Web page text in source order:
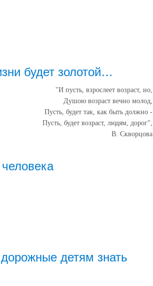
будет золотой…
"И пусть, взрослеет возраст, но,
Душою возраст вечно молод,
Пусть, будет так, как быть должно -
Пусть, будет возраст, людям, дорог",
В. Скворцова
детям знать